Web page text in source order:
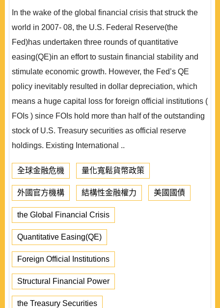
In the wake of the global financial crisis that struck the
world in 2007- 08, the U.S. Federal Reserve(the
Fed)has undertaken three rounds of quantitative
easing(QE)in an effort to sustain financial stability and
stimulate economic growth. However, the Fed’s QE
policy inevitably resulted in dollar depreciation, which
means a huge capital loss for foreign official institutions (
FOIs ) since FOIs hold more than half of the outstanding
stock of U.S. Treasury securities as official reserve
holdings. Existing International ..
全球金融危機 量化寬鬆貨幣政策
外國官方機構 結構性金融權力 美國國債
the Global Financial Crisis
Quantitative Easing(QE)
Foreign Official Institutions
Structural Financial Power
the Treasury Securities